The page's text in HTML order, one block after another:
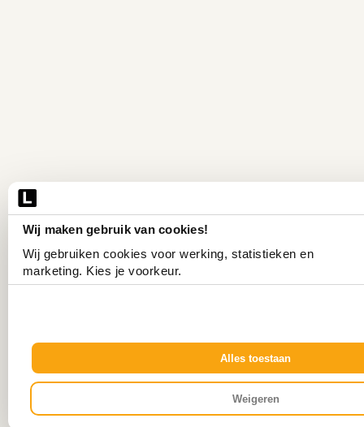
Wij maken gebruik van cookies!
Wij gebruiken cookies voor werking, statistieken en
marketing. Kies je voorkeur.
Alles toestaan
Weigeren